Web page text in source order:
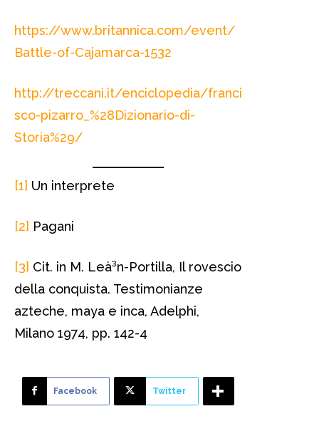
https://www.britannica.com/event/
Battle-of-Cajamarca-1532
http://treccani.it/enciclopedia/franci
sco-pizarro_%28Dizionario-di-
Storia%29/
[1] Un interprete
[2] Pagani
[3] Cit. in M. Leà³n-Portilla, Il rovescio
della conquista. Testimonianze
azteche, maya e inca, Adelphi,
Milano 1974, pp. 142-4
Facebook Twitter